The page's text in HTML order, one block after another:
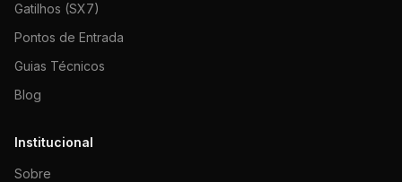
Gatilhos (SX7)
Pontos de Entrada
Guias Técnicos
Blog
Institucional
Sobre